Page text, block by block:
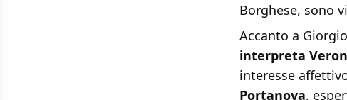
Borghese, sono
Accanto a
interpreta
interesse
Portanova,